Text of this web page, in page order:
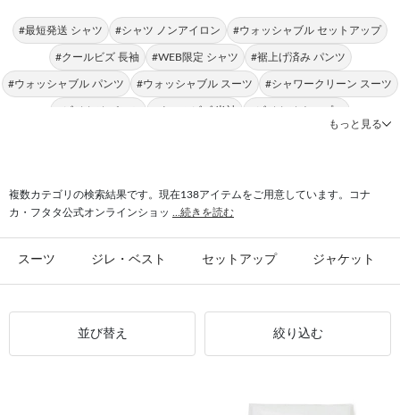
#最短発送 シャツ #シャツ ノンアイロン #ウォッシャブル セットアップ
#クールビズ 長袖 #WEB限定 シャツ #裾上げ済み パンツ
#ウォッシャブル パンツ #ウォッシャブル スーツ #シャワークリーン スーツ
#ビジカジ パンツ #クールビズ 半袖 #ビジカジ トップス
#スーツ フォーマル
もっと見る
複数カテゴリの検索結果です。現在138アイテムをご用意しています。コナ
カ・フタタ公式オンラインショッ
...続きを読む
スーツ ジレ・ベスト セットアップ ジャケット
並び替え 絞り込む